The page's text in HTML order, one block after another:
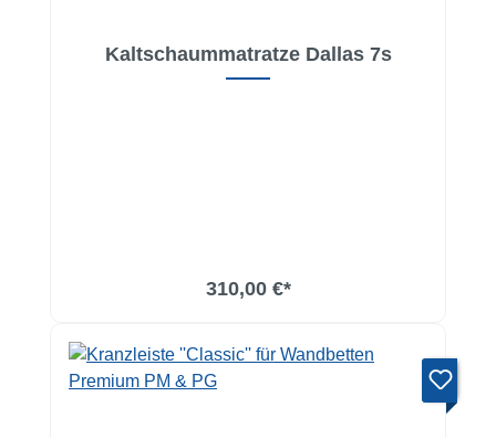
Kaltschaummatratze Dallas 7s
310,00 €*
In den Warenkorb